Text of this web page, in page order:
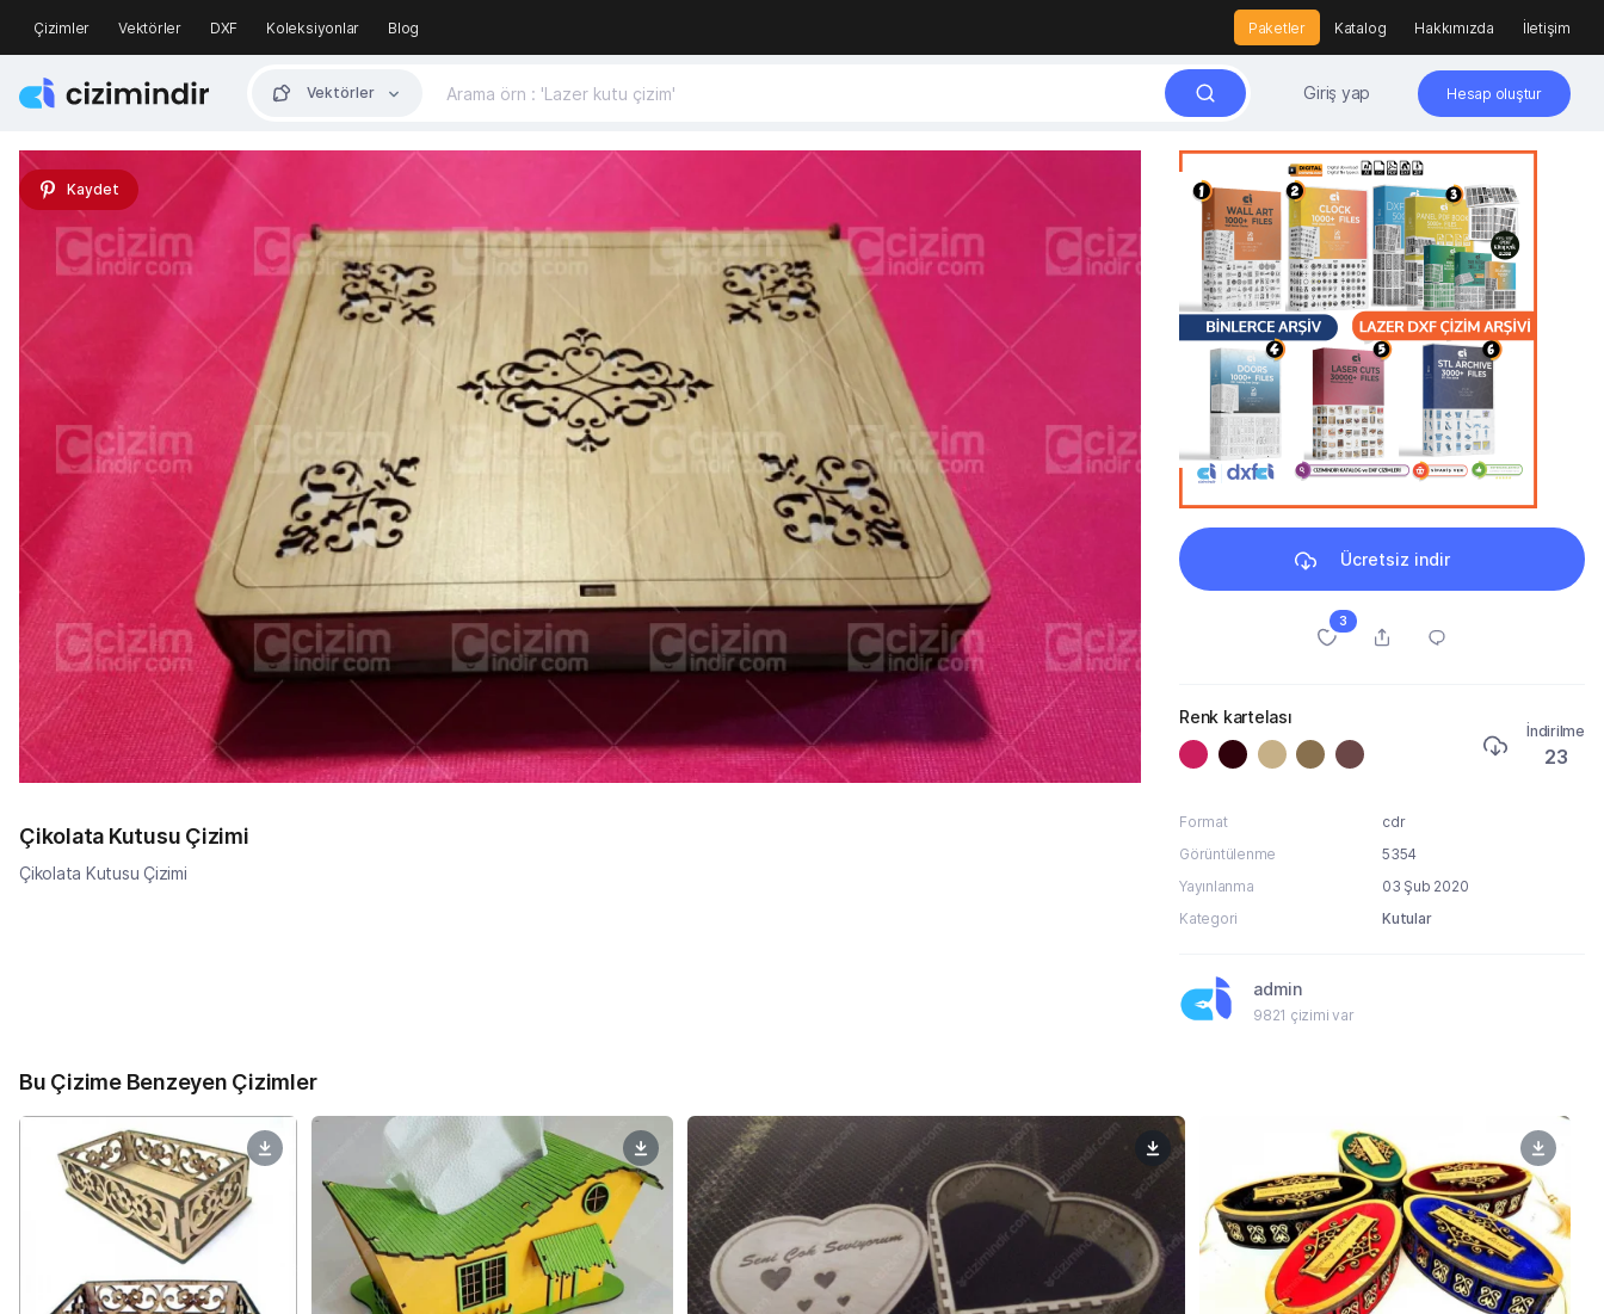
Çizimler Vektörler DXF Koleksiyonlar Blog Paketler Katalog Hakkımızda İletişim
Vektörler Giriş yap Hesap oluştur
Kaydet
Çikolata Kutusu Çizimi
Çikolata Kutusu Çizimi
Ücretsiz indir
3
Renk kartelası
İndirilme
23
Format
cdr
Görüntülenme
5354
Yayınlanma
03 Şub 2020
Kategori
Kutular
admin
9821 çizimi var
Bu Çizime Benzeyen Çizimler